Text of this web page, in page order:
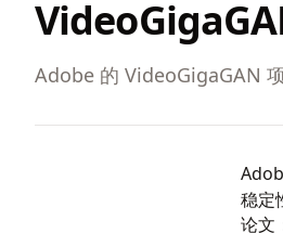
Adobe 的 VideoGigaGAN
稳定
论文